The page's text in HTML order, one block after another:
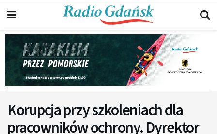
Korupcja przy szkoleniach dla
pracowników ochrony. Dyrektor